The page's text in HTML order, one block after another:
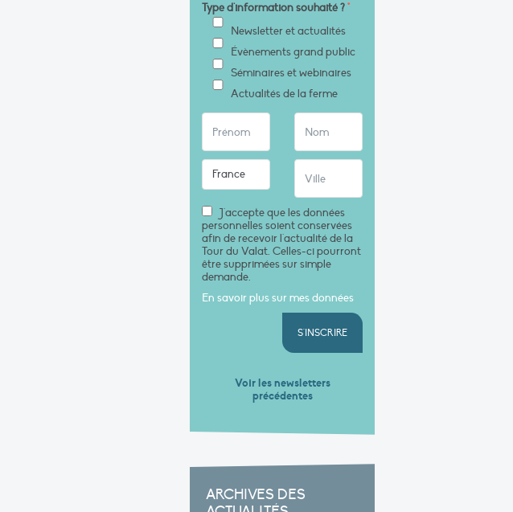
Type d'information souhaité ?*
Newsletter et actualités
Évènements grand public
Séminaires et webinaires
Actualités de la ferme
J'accepte que les données
personnelles soient conservées
afin de recevoir l'actualité de la
Tour du Valat. Celles-ci pourront
être supprimées sur simple
demande.
En savoir plus sur mes données
S'INSCRIRE
Voir les newsletters
précédentes
ARCHIVES DES